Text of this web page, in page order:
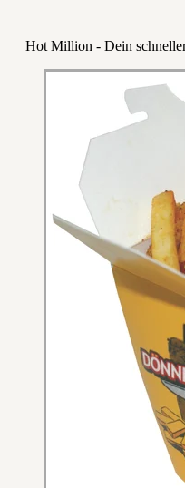
Hot Million - Dein